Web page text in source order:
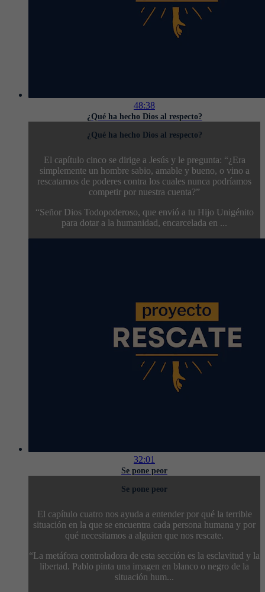
48:38
¿Qué ha hecho Dios al respecto?
¿Qué ha hecho Dios al respecto?
El capítulo cinco se dirige a Jesús y le pregunta: “¿Era
simplemente un hombre sabio, amable y bueno, o vino a
rescatarnos de poderes contra los cuales nunca podríamos
competir por nuestra cuenta?”
“Señor Dios Todopoderoso, que envió a tu Hijo Unigénito
para dotar a la humanidad, encarcelada en ...
32:01
Se pone peor
Se pone peor
El capítulo cuatro nos ayuda a entender por qué la terrible
situación en la que se encuentra cada persona humana y por
qué necesitamos a alguien que nos rescate.
“La metáfora controladora de esta sección es la esclavitud y la
libertad. Pablo pinta una imagen en blanco o negro de la
situación hum...